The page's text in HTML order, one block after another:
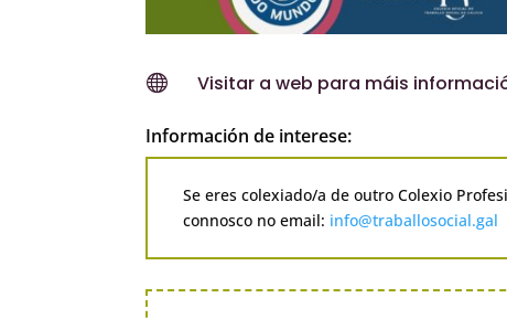
 Visitar a web para máis
Información de interese:
Se eres colexiado/a de outro Colexio
connosco no email: info@traballosocial.gal